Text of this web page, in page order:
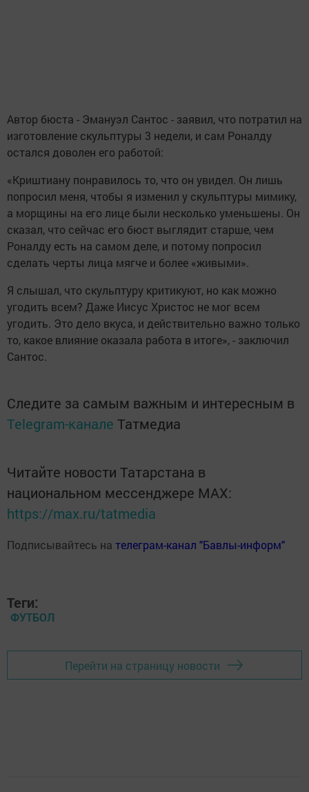
Автор бюста - Эмануэл Сантос - заявил, что потратил на
изготовление скульптуры 3 недели, и сам Роналду
остался доволен его работой:
«Криштиану понравилось то, что он увидел. Он лишь
попросил меня, чтобы я изменил у скульптуры мимику,
а морщины на его лице были несколько уменьшены. Он
сказал, что сейчас его бюст выглядит старше, чем
Роналду есть на самом деле, и потому попросил
сделать черты лица мягче и более «живыми».
Я слышал, что скульптуру критикуют, но как можно
угодить всем? Даже Иисус Христос не мог всем
угодить. Это дело вкуса, и действительно важно только
то, какое влияние оказала работа в итоге», - заключил
Сантос.
Следите за самым важным и интересным в
Telegram-канале Татмедиа
Читайте новости Татарстана в
национальном мессенджере MАХ:
https://max.ru/tatmedia
Подписывайтесь на телеграм-канал "Бавлы-информ"
Теги:
ФУТБОЛ
Перейти на страницу новости